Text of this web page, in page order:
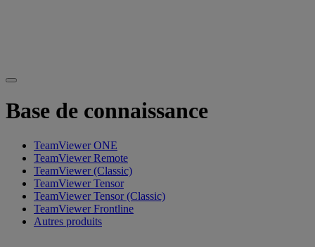
Base de connaissance
TeamViewer ONE
TeamViewer Remote
TeamViewer (Classic)
TeamViewer Tensor
TeamViewer Tensor (Classic)
TeamViewer Frontline
Autres produits